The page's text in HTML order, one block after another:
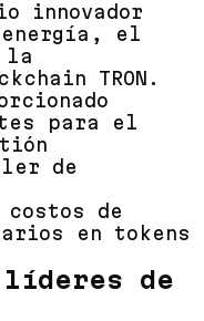
innovador
el
la
TRON.
para el
de
de
en tokens
líderes de